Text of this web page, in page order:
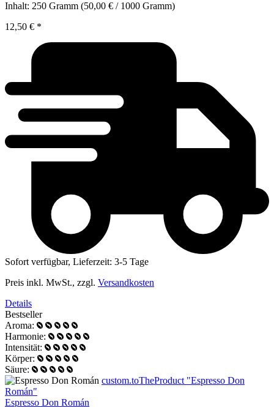
Inhalt: 250 Gramm (50,00 € / 1000 Gramm)
12,50 € *
Sofort verfügbar, Lieferzeit: 3-5 Tage
Preis inkl. MwSt., zzgl. Versandkosten
Details
Bestseller
Aroma:
Harmonie:
Intensität:
Körper:
Säure:
custom.toTheProduct "Espresso Don
Román"
Espresso Don Román